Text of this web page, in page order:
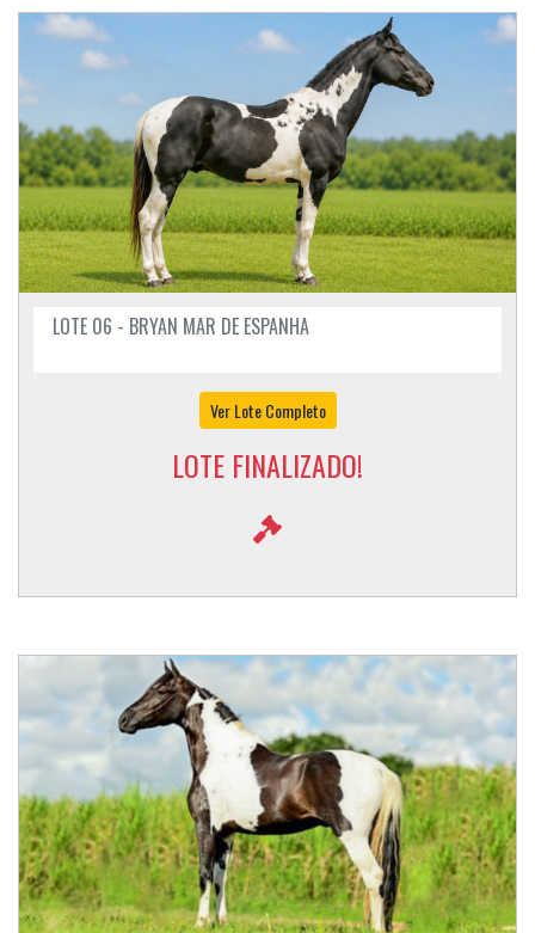
LOTE 06 - BRYAN MAR DE ESPANHA
Ver Lote Completo
LOTE FINALIZADO!